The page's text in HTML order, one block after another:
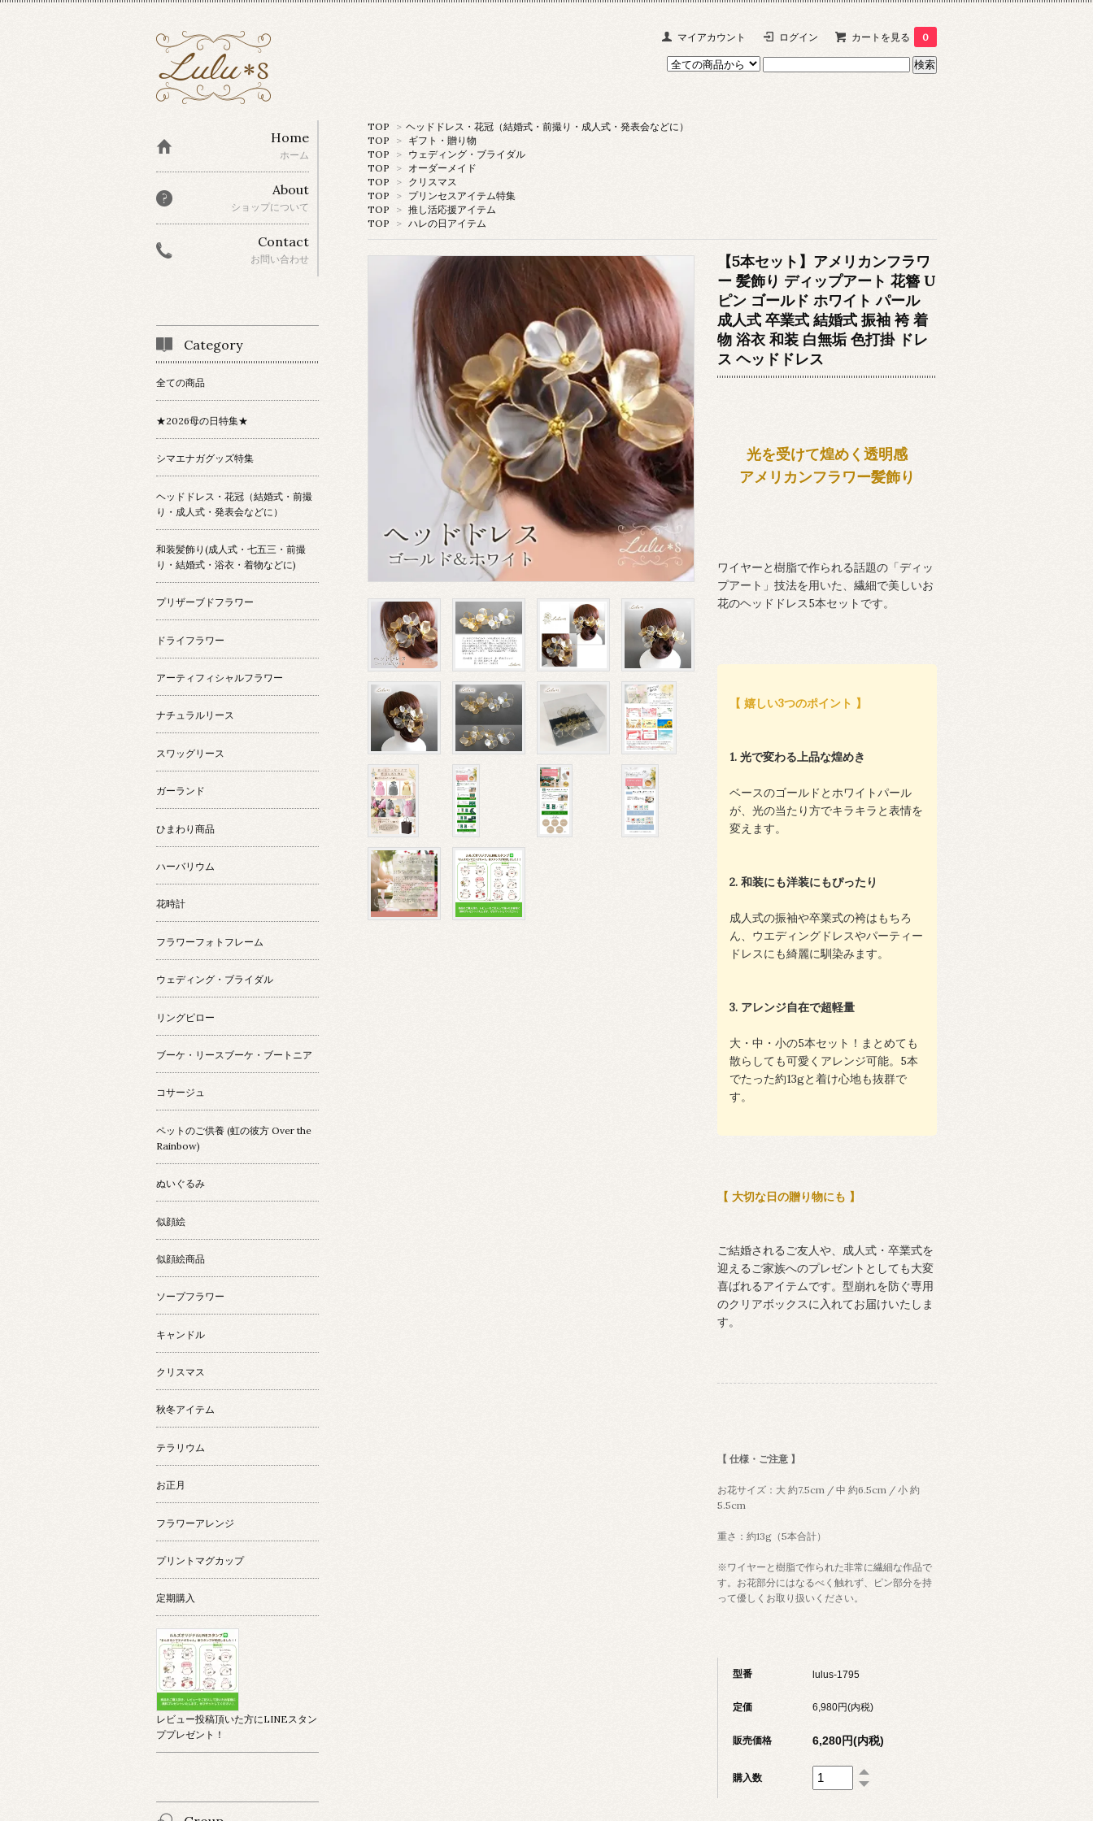
マイアカウント ログイン カートを見る 0
TOP > ヘッドドレス・花冠（結婚式・前撮り・成人式・発表会などに）
TOP
> ギフト・贈り物
TOP
> ウェディング・ブライダル
TOP
> オーダーメイド
TOP
> クリスマス
TOP
> プリンセスアイテム特集
TOP
> 推し活応援アイテム
TOP
> ハレの日アイテム
【5本セット】アメリカンフラワ
ー 髪飾り ディップアート 花簪 U
ピン ゴールド ホワイト パール
成人式 卒業式 結婚式 振袖 袴 着
物 浴衣 和装 白無垢 色打掛 ドレ
ス ヘッドドレス
光を受けて煌めく透明感
アメリカンフラワー髪飾り
ワイヤーと樹脂で作られる話題の「ディッ
プアート」技法を用いた、繊細で美しいお
花のヘッドドレス5本セットです。
【 嬉しい3つのポイント 】
1. 光で変わる上品な煌めき
ベースのゴールドとホワイトパール
が、光の当たり方でキラキラと表情を
変えます。
2. 和装にも洋装にもぴったり
成人式の振袖や卒業式の袴はもちろ
ん、ウエディングドレスやパーティー
ドレスにも綺麗に馴染みます。
3. アレンジ自在で超軽量
大・中・小の5本セット！まとめても
散らしても可愛くアレンジ可能。5本
でたった約13gと着け心地も抜群で
す。
【 大切な日の贈り物にも 】
ご結婚されるご友人や、成人式・卒業式を
迎えるご家族へのプレゼントとしても大変
喜ばれるアイテムです。型崩れを防ぐ専用
のクリアボックスに入れてお届けいたしま
す。
【 仕様・ご注意 】
お花サイズ：大 約7.5cm / 中 約6.5cm / 小 約
5.5cm
重さ：約13g（5本合計）
※ワイヤーと樹脂で作られた非常に繊細な作品で
す。お花部分にはなるべく触れず、ピン部分を持
って優しくお取り扱いください。
型番 lulus-1795
定価 6,980円(内税)
販売価格 6,280円(内税)
購入数
Home
ホーム
About
ショップについて
Contact
お問い合わせ
Category
全ての商品
★2026母の日特集★
シマエナガグッズ特集
ヘッドドレス・花冠（結婚式・前撮
り・成人式・発表会などに）
和装髪飾り(成人式・七五三・前撮
り・結婚式・浴衣・着物などに)
プリザーブドフラワー
ドライフラワー
アーティフィシャルフラワー
ナチュラルリース
スワッグリース
ガーランド
ひまわり商品
ハーバリウム
花時計
フラワーフォトフレーム
ウェディング・ブライダル
リングピロー
ブーケ・リースブーケ・ブートニア
コサージュ
ペットのご供養 (虹の彼方 Over the
Rainbow)
ぬいぐるみ
似顔絵
似顔絵商品
ソープフラワー
キャンドル
クリスマス
秋冬アイテム
テラリウム
お正月
フラワーアレンジ
プリントマグカップ
定期購入
レビュー投稿頂いた方にLINEスタン
ププレゼント！